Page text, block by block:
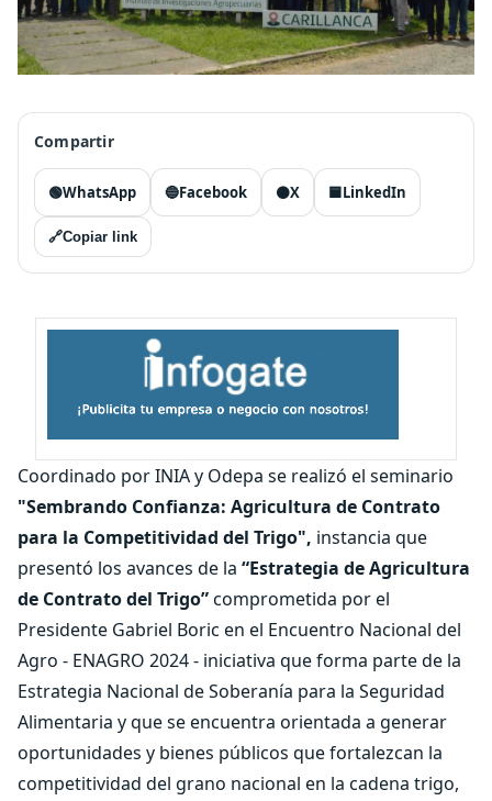
Compartir
🟢WhatsApp 🔵Facebook ⚫X 🟦LinkedIn
🔗Copiar link
Coordinado por INIA y Odepa se realizó el seminario
"Sembrando Confianza: Agricultura de Contrato
para la Competitividad del Trigo", instancia que
presentó los avances de la “Estrategia de Agricultura
de Contrato del Trigo”comprometida por el
Presidente Gabriel Boric en el Encuentro Nacional del
Agro - ENAGRO 2024 - iniciativa que forma parte de la
Estrategia Nacional de Soberanía para la Seguridad
Alimentaria y que se encuentra orientada a generar
oportunidades y bienes públicos que fortalezcan la
competitividad del grano nacional en la cadena trigo,